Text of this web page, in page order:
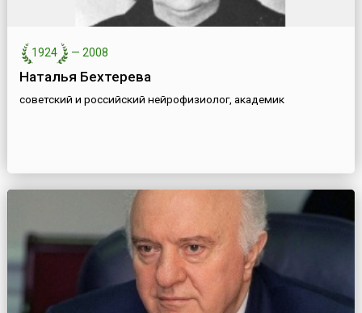
1924 — 2008
Наталья Бехтерева
советский и российский нейрофизиолог, академик